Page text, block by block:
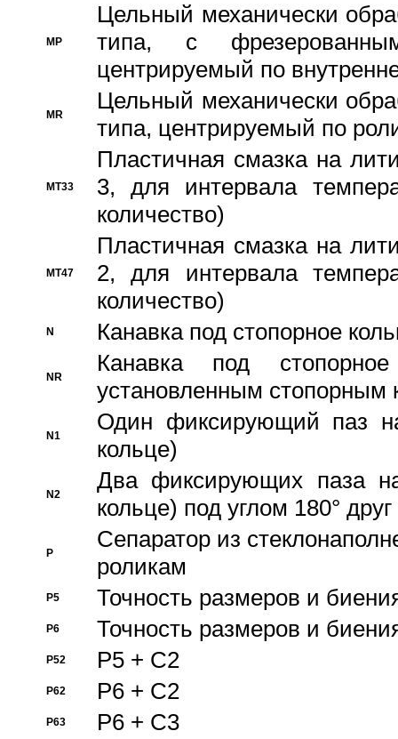
MP
Цельный механически
типа, с
центрируемый по
MR
Цельный механически
типа, центрируемый по
MT33
Пластичная смазка на
3, для интервала
количество)
MT47
Пластичная смазка на
2, для интервала
количество)
N Канавка под стопорное
NR
Канавка под
установленным стопорным
N1
Один фиксирующий паз
кольце)
N2
Два фиксирующих паза
кольце) под углом 180° друг
P
Cепаратор из
роликам
P5 Точность размеров и
P6 Точность размеров и
P52 P5 + C2
P62 P6 + C2
P63 P6 + C3